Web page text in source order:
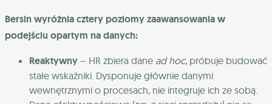
Bersin wyróżnia cztery poziomy zaawansowania w
podejściu opartym na danych:
Reaktywny – HR zbiera dane ad hoc, próbuje budować
stałe wskaźniki. Dysponuje głównie danymi
wewnętrznymi o procesach, nie integruje ich ze sobą.